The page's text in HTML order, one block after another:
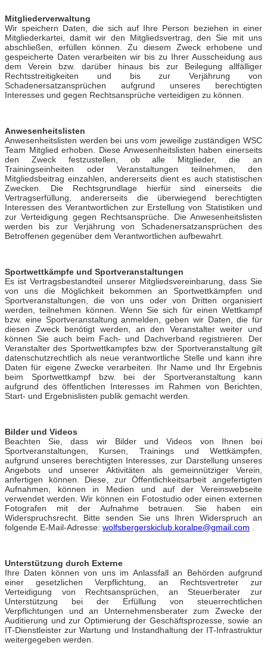
Mitgliederverwaltung
Wir speichern Daten, die sich auf Ihre Person beziehen in einer
Mitgliederkartei, damit wir den Mitgliedsvertrag, den Sie mit uns
abschließen, erfüllen können. Zu diesem Zweck erhobene und
gespeicherte Daten verarbeiten wir bis zu Ihrer Ausscheidung aus
dem Verein bzw. darüber hinaus bis zur Beilegung allfälliger
Rechtsstreitigkeiten und bis zur Verjährung von
Schadenersatzansprüchen aufgrund unseres berechtigten
Interesses und gegen Rechtsansprüche verteidigen zu können.
Anwesenheitslisten
Anwesenheitslisten werden bei uns vom jeweilige zuständigen WSC
Team Mitglied erhoben. Diese Anwesenheitslisten haben einerseits
den Zweck festzustellen, ob alle Mitglieder, die an
Trainingseinheiten oder Veranstaltungen teilnehmen, den
Mitgliedsbeitrag einzahlen, andererseits dient es auch statistischen
Zwecken. Die Rechtsgrundlage hierfür sind einerseits die
Vertragserfüllung, andererseits die überwiegend berechtigten
Interessen des Verantwortlichen zur Erstellung von Statistiken und
zur Verteidigung gegen Rechtsansprüche. Die Anwesenheitslisten
werden bis zur Verjährung von Schadenersatzansprüchen des
Betroffenen gegenüber dem Verantwortlichen aufbewahrt.
Sportwettkämpfe und Sportveranstaltungen
Es ist Vertragsbestandteil unserer Mitgliedsvereinbarung, dass Sie
von uns die Möglichkeit bekommen an Sportwettkämpfen und
Sportveranstaltungen, die von uns oder von Dritten organisiert
werden, teilnehmen können. Wenn Sie sich für einen Wettkampf
bzw. eine Sportveranstaltung anmelden, geben wir Daten, die für
diesen Zweck benötigt werden, an den Veranstalter weiter und
können Sie auch beim Fach- und Dachverband registrieren. Der
Veranstalter des Sportwettkampfes bzw. der Sportveranstaltung gilt
datenschutzrechtlich als neue verantwortliche Stelle und kann ihre
Daten für eigene Zwecke verarbeiten. Ihr Name und Ihr Ergebnis
beim Sportwettkampf bzw. bei der Sportveranstaltung kann
aufgrund des öffentlichen Interesses im Rahmen von Berichten,
Start- und Ergebnislisten publik gemacht werden.
Bilder und Videos
Beachten Sie, dass wir Bilder und Videos von Ihnen bei
Sportveranstaltungen, Kursen, Trainings und Wettkämpfen,
aufgrund unseres berechtigten Interesses, zur Darstellung unseres
Angebots und unserer Aktivitäten als gemeinnütziger Verein,
anfertigen können. Diese, zur Öffentlichkeitsarbeit angefertigten
Aufnahmen, können in Medien und auf der Vereinswebseite
verwendet werden. Wir können ein Fotostudio oder einen externen
Fotografen mit der Aufnahme betrauen. Sie haben ein
Widerspruchsrecht. Bitte senden Sie uns Ihren Widerspruch an
folgende E-Mail-Adresse: wolfsbergerskiclub.koralpe@gmail.com
Unterstützung durch Externe
Ihre Daten können von uns im Anlassfall an Behörden aufgrund
einer gesetzlichen Verpflichtung, an Rechtsvertreter zur
Verteidigung von Rechtsansprüchen, an Steuerberater zur
Unterstützung bei der Erfüllung von steuerrechtlichen
Verpflichtungen und an Unternehmensberater zum Zwecke der
Auditierung und zur Optimierung der Geschäftsprozesse, sowie an
IT-Dienstleister zur Wartung und Instandhaltung der IT-Infrastruktur
weitergegeben werden.